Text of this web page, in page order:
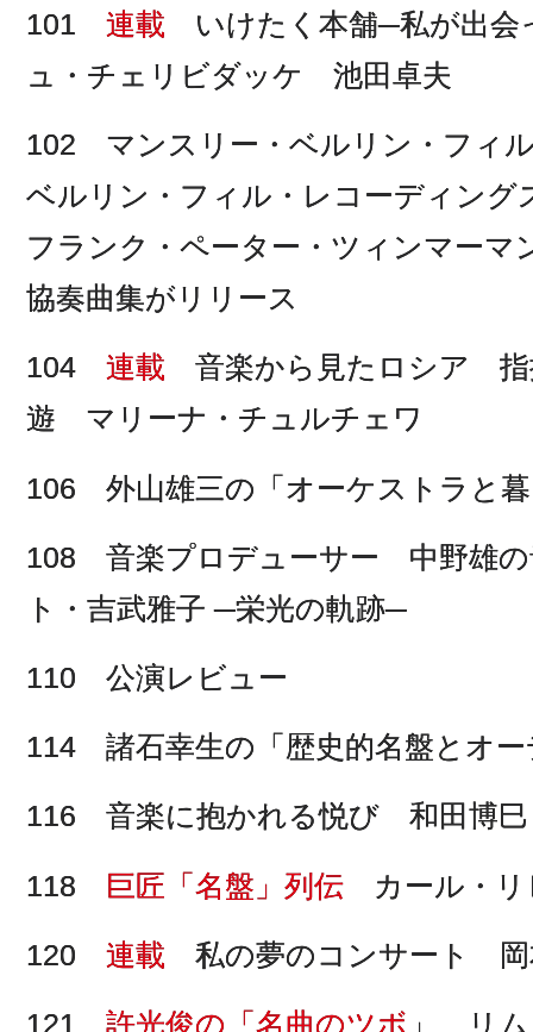
101 連載 いけたく本舗─私が出
ュ・チェリビダッケ 池田卓夫
102 マンスリー・ベルリン・フィ
ベルリン・フィル・レコーディング
フランク・ペーター・ツィンマーマ
協奏曲集がリリース
104 連載 音楽から見たロシア 指
遊 マリーナ・チュルチェワ
106 外山雄三の「オーケストラと
108 音楽プロデューサー 中野雄
ト・吉武雅子 ─栄光の軌跡─
110 公演レビュー
114 諸石幸生の「歴史的名盤とオー
116 音楽に抱かれる悦び 和田博巳
118 巨匠「名盤」列伝 カール・
120 連載 私の夢のコンサート 岡
121 許光俊の「名曲のツボ 」 リム